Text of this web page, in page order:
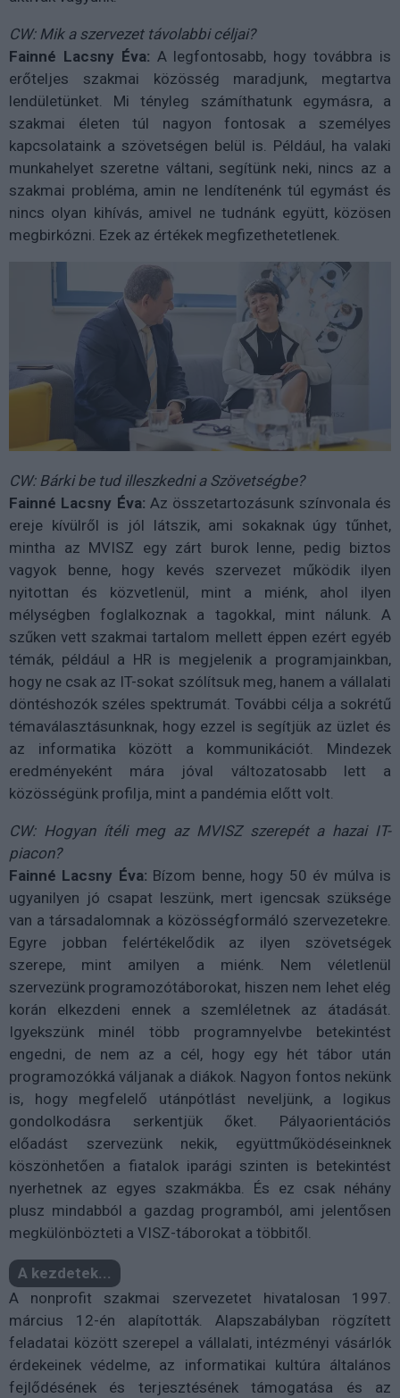
CW: Mik a szervezet távolabbi céljai?
Fainné Lacsny Éva: A legfontosabb, hogy továbbra is
erőteljes szakmai közösség maradjunk, megtartva
lendületünket. Mi tényleg számíthatunk egymásra, a
szakmai életen túl nagyon fontosak a személyes
kapcsolataink a szövetségen belül is. Például, ha valaki
munkahelyet szeretne váltani, segítünk neki, nincs az a
szakmai probléma, amin ne lendítenénk túl egymást és
nincs olyan kihívás, amivel ne tudnánk együtt, közösen
megbirkózni. Ezek az értékek megfizethetetlenek.
CW: Bárki be tud illeszkedni a Szövetségbe?
Fainné Lacsny Éva: Az összetartozásunk színvonala és
ereje kívülről is jól látszik, ami sokaknak úgy tűnhet,
mintha az MVISZ egy zárt burok lenne, pedig biztos
vagyok benne, hogy kevés szervezet működik ilyen
nyitottan és közvetlenül, mint a miénk, ahol ilyen
mélységben foglalkoznak a tagokkal, mint nálunk. A
szűken vett szakmai tartalom mellett éppen ezért egyéb
témák, például a HR is megjelenik a programjainkban,
hogy ne csak az IT-sokat szólítsuk meg, hanem a vállalati
döntéshozók széles spektrumát. További célja a sokrétű
témaválasztásunknak, hogy ezzel is segítjük az üzlet és
az informatika között a kommunikációt. Mindezek
eredményeként mára jóval változatosabb lett a
közösségünk profilja, mint a pandémia előtt volt.
CW: Hogyan ítéli meg az MVISZ szerepét a hazai IT-
piacon?
Fainné Lacsny Éva: Bízom benne, hogy 50 év múlva is
ugyanilyen jó csapat leszünk, mert igencsak szüksége
van a társadalomnak a közösségformáló szervezetekre.
Egyre jobban felértékelődik az ilyen szövetségek
szerepe, mint amilyen a miénk. Nem véletlenül
szervezünk programozótáborokat, hiszen nem lehet elég
korán elkezdeni ennek a szemléletnek az átadását.
Igyekszünk minél több programnyelvbe betekintést
engedni, de nem az a cél, hogy egy hét tábor után
programozókká váljanak a diákok. Nagyon fontos nekünk
is, hogy megfelelő utánpótlást neveljünk, a logikus
gondolkodásra serkentjük őket. Pályaorientációs
előadást szervezünk nekik, együttműködéseinknek
köszönhetően a fiatalok iparági szinten is betekintést
nyerhetnek az egyes szakmákba. És ez csak néhány
plusz mindabból a gazdag programból, ami jelentősen
megkülönbözteti a VISZ-táborokat a többitől.
A kezdetek...
A nonprofit szakmai szervezetet hivatalosan 1997.
március 12-én alapították. Alapszabályban rögzített
feladatai között szerepel a vállalati, intézményi vásárlók
érdekeinek védelme, az informatikai kultúra általános
fejlődésének és terjesztésének támogatása és az